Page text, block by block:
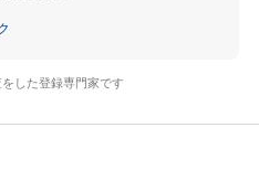
した登録専門家です